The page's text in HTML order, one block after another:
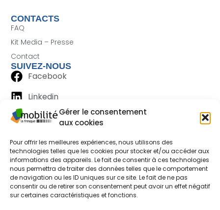
Gérer le consentement
aux cookies
Pour offrir les meilleures expériences, nous utilisons des
technologies telles que les cookies pour stocker et/ou accéder aux
informations des appareils. Le fait de consentir à ces technologies
nous permettra de traiter des données telles que le comportement
de navigation ou les ID uniques sur ce site. Le fait de ne pas
consentir ou de retirer son consentement peut avoir un effet négatif
sur certaines caractéristiques et fonctions.
CONTACTS
FAQ
Kit Media – Presse
Contact
SUIVEZ-NOUS
Facebook
Linkedin